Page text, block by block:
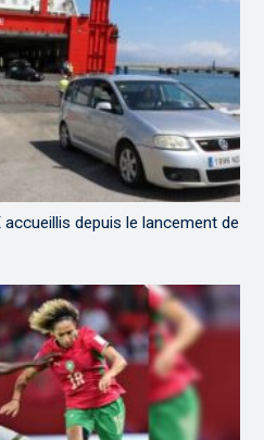
depuis le lancement de